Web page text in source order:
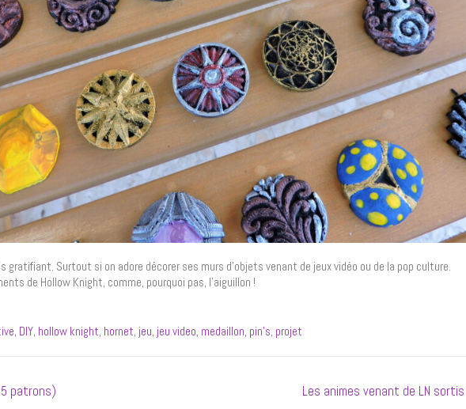
gratifiant. Surtout si on adore décorer ses murs d’objets venant de jeux vidéo ou de la pop culture.
de Hollow Knight, comme, pourquoi pas, l’aiguillon !
, DIY, hollow knight, hornet, jeu, jeu video, medaillon, pin’s, projet
patrons)
Next
Les animes venant de LN